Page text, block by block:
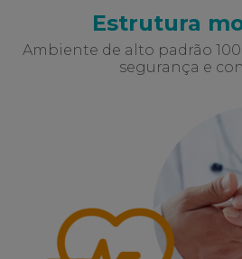
Estrutura
Ambiente de alto padrão
segurança e